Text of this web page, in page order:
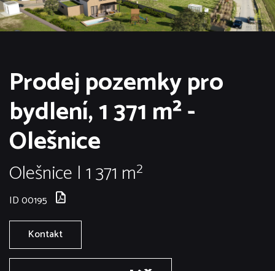
Prodej pozemky pro
bydlení, 1 371 m² -
Olešnice
Olešnice | 1 371 m²
ID 00195
Kontakt